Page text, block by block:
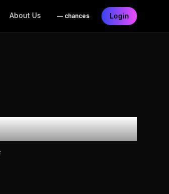
About Us — chances Login